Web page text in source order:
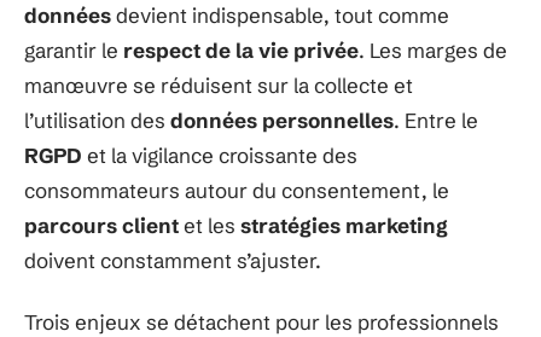
donnéesdevient indispensable, tout comme
garantir le respect de la vie privée. Les marges de
manœuvre se réduisent sur la collecte et
l’utilisation des données personnelles. Entre le
RGPD et la vigilance croissante des
consommateurs autour du consentement, le
parcours clientet les stratégies marketing
doivent constamment s’ajuster.
Trois enjeux se détachent pour les professionnels